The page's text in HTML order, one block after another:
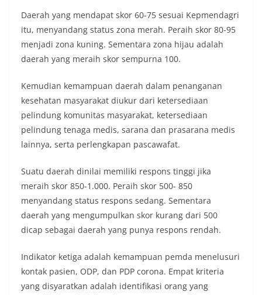
Daerah yang mendapat skor 60-75 sesuai Kepmendagri
itu, menyandang status zona merah. Peraih skor 80-95
menjadi zona kuning. Sementara zona hijau adalah
daerah yang meraih skor sempurna 100.
Kemudian kemampuan daerah dalam penanganan
kesehatan masyarakat diukur dari ketersediaan
pelindung komunitas masyarakat, ketersediaan
pelindung tenaga medis, sarana dan prasarana medis
lainnya, serta perlengkapan pascawafat.
Suatu daerah dinilai memiliki respons tinggi jika
meraih skor 850-1.000. Peraih skor 500- 850
menyandang status respons sedang. Sementara
daerah yang mengumpulkan skor kurang dari 500
dicap sebagai daerah yang punya respons rendah.
Indikator ketiga adalah kemampuan pemda menelusuri
kontak pasien, ODP, dan PDP corona. Empat kriteria
yang disyaratkan adalah identifikasi orang yang